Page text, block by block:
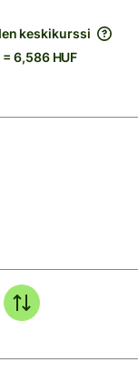
keskikurssi
= 6,586 HUF